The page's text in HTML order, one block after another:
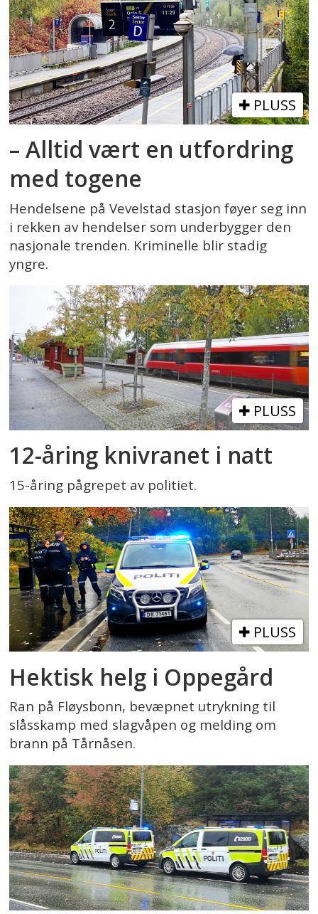
PLUSS
– Alltid vært en utfordring
med togene
Hendelsene på Vevelstad stasjon føyer seg inn
i rekken av hendelser som underbygger den
nasjonale trenden. Kriminelle blir stadig
yngre.
PLUSS
12-åring knivranet i natt
15-åring pågrepet av politiet.
PLUSS
Hektisk helg i Oppegård
Ran på Fløysbonn, bevæpnet utrykning til
slåsskamp med slagvåpen og melding om
brann på Tårnåsen.